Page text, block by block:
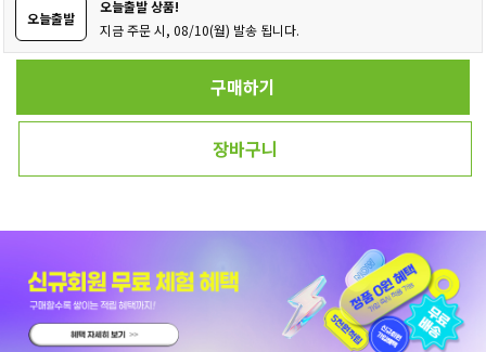
오늘출발
오늘출발 상품!
지금 주문 시, 08/10(월) 발송 됩니다.
구매하기
장바구니